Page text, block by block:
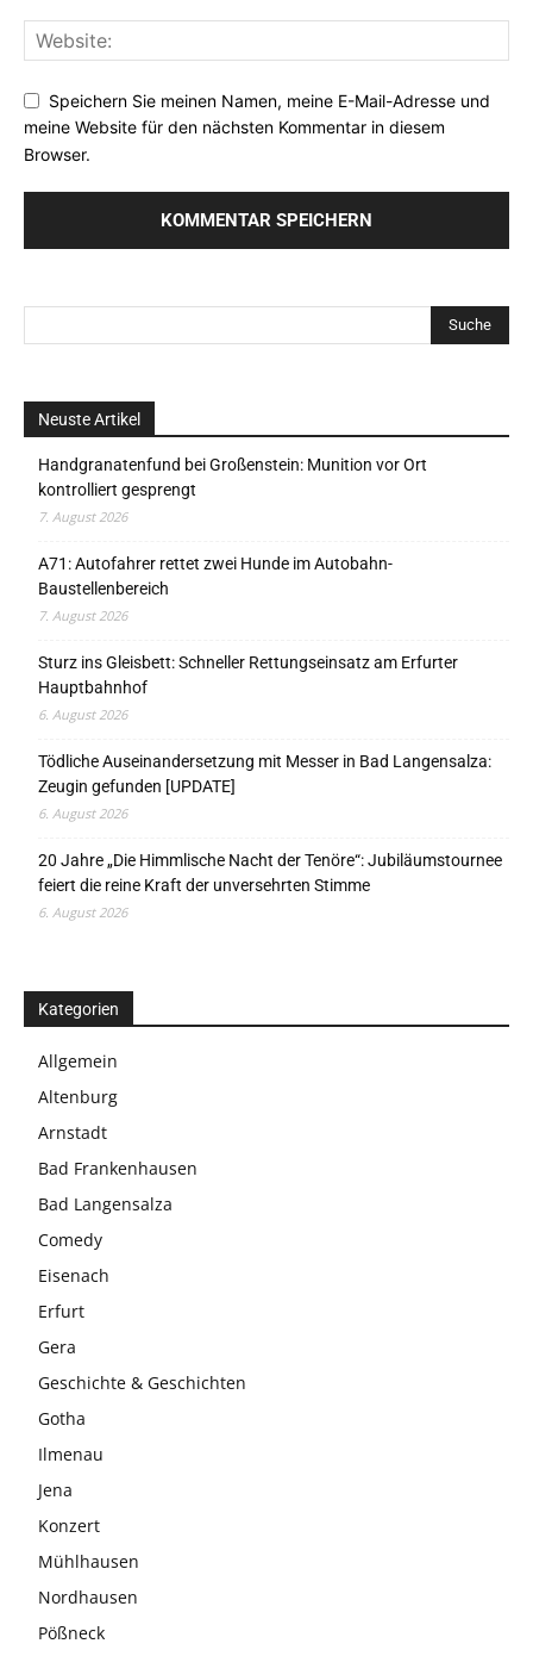
Speichern Sie meinen Namen, meine E-Mail-Adresse und
meine Website für den nächsten Kommentar in diesem
Browser.
Neuste Artikel
Handgranatenfund bei Großenstein: Munition vor Ort
kontrolliert gesprengt
7. August 2026
A71: Autofahrer rettet zwei Hunde im Autobahn-
Baustellenbereich
7. August 2026
Sturz ins Gleisbett: Schneller Rettungseinsatz am Erfurter
Hauptbahnhof
6. August 2026
Tödliche Auseinandersetzung mit Messer in Bad Langensalza:
Zeugin gefunden [UPDATE]
6. August 2026
20 Jahre „Die Himmlische Nacht der Tenöre“: Jubiläumstournee
feiert die reine Kraft der unversehrten Stimme
6. August 2026
Kategorien
Allgemein
Altenburg
Arnstadt
Bad Frankenhausen
Bad Langensalza
Comedy
Eisenach
Erfurt
Gera
Geschichte & Geschichten
Gotha
Ilmenau
Jena
Konzert
Mühlhausen
Nordhausen
Pößneck